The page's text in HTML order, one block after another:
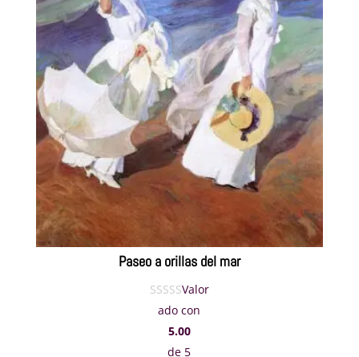
hasta
484€
Paseo a orillas del mar
Valor
ado con
5.00
de 5